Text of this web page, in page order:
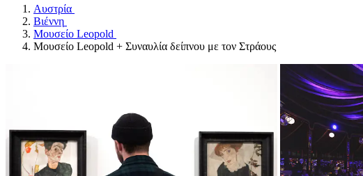
Αυστρία
Βιέννη
Μουσείο Leopold
Μουσείο Leopold + Συναυλία δείπνου με τον Στράους